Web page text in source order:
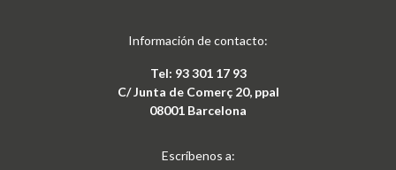
Información de contacto:
Tel: 93 301 17 93
C/ Junta de Comerç 20, ppal
08001 Barcelona
Escríbenos a: